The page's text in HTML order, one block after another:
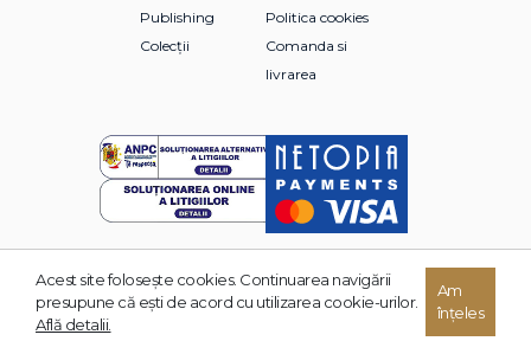
Publishing
Colecții
Politica cookies
Comanda si
livrarea
© 2026 Grupul Editorial TREI. Toate drepturile rezervate.
Acest site foloseşte cookies. Continuarea navigării
presupune că eşti de acord cu utilizarea cookie-urilor.
Află detalii.
Am
înțeles